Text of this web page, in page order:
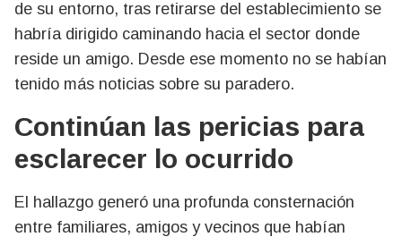
de su entorno, tras retirarse del establecimiento se
habría dirigido caminando hacia el sector donde
reside un amigo. Desde ese momento no se habían
tenido más noticias sobre su paradero.
Continúan las pericias para
esclarecer lo ocurrido
El hallazgo generó una profunda consternación
entre familiares, amigos y vecinos que habían